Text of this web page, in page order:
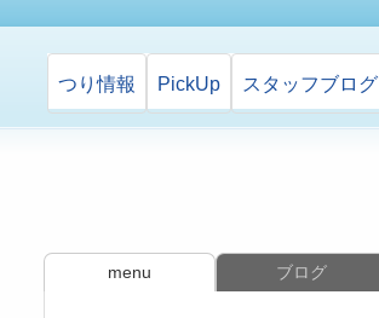
つり情報 PickUp スタッフブログ
menu ブログ